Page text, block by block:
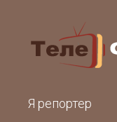
Я репортер